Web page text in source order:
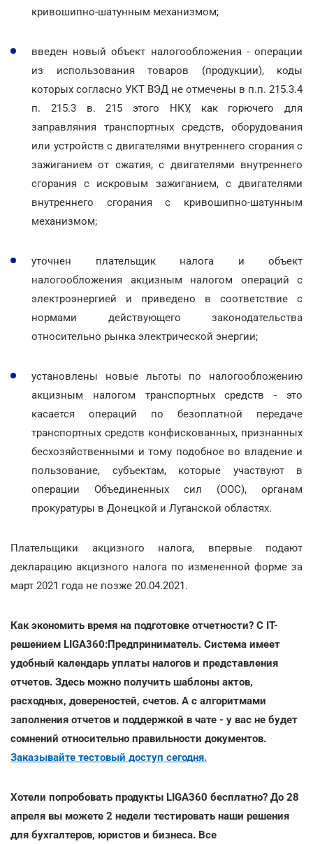
кривошипно-шатунным механизмом;
введен новый объект налогообложения - операции
из использования товаров (продукции), коды
которых согласно УКТ ВЭД не отмечены в п.п. 215.3.4
п. 215.3 в. 215 этого НКУ, как горючего для
заправляния транспортных средств, оборудования
или устройств с двигателями внутреннего сгорания с
зажиганием от сжатия, с двигателями внутреннего
сгорания с искровым зажиганием, с двигателями
внутреннего сгорания с кривошипно-шатунным
механизмом;
уточнен плательщик налога и объект
налогообложения акцизным налогом операций с
электроэнергией и приведено в соответствие с
нормами действующего законодательства
относительно рынка электрической энергии;
установлены новые льготы по налогообложению
акцизным налогом транспортных средств - это
касается операций по безоплатной передаче
транспортных средств конфискованных, признанных
бесхозяйственными и тому подобное во владение и
пользование, субъектам, которые участвуют в
операции Объединенных сил (ООС), органам
прокуратуры в Донецкой и Луганской областях.
Плательщики акцизного налога, впервые подают
декларацию акцизного налога по измененной форме за
март 2021 года не позже 20.04.2021.
Как экономить время на подготовке отчетности? С IT-
решением LIGA360:Предприниматель. Система имеет
удобный календарь уплаты налогов и представления
отчетов. Здесь можно получить шаблоны актов,
расходных, довереностей, счетов. А с алгоритмами
заполнения отчетов и поддержкой в чате - у вас не будет
сомнений относительно правильности документов.
Заказывайте тестовый доступ сегодня.
Хотели попробовать продукты LIGA360 бесплатно? До 28
апреля вы можете 2 недели тестировать наши решения
для бухгалтеров, юристов и бизнеса. Все